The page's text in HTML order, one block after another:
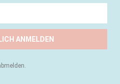
ANMELDEN